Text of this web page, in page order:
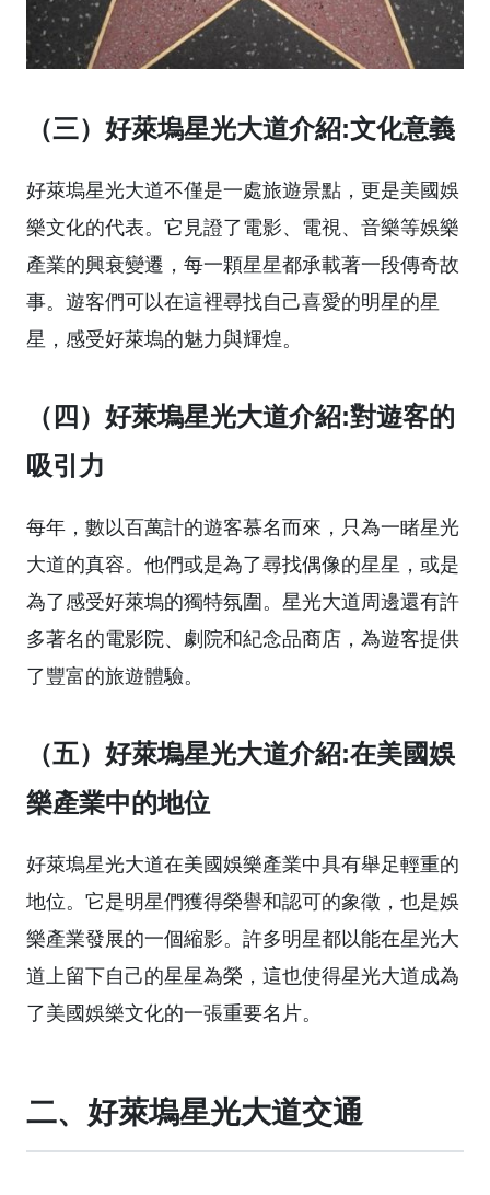
（三）好萊塢星光大道介紹:文化意義
好萊塢星光大道不僅是一處旅遊景點，更是美國娛
樂文化的代表。它見證了電影、電視、音樂等娛樂
產業的興衰變遷，每一顆星星都承載著一段傳奇故
事。遊客們可以在這裡尋找自己喜愛的明星的星
星，感受好萊塢的魅力與輝煌。
（四）好萊塢星光大道介紹:對遊客的
吸引力
每年，數以百萬計的遊客慕名而來，只為一睹星光
大道的真容。他們或是為了尋找偶像的星星，或是
為了感受好萊塢的獨特氛圍。星光大道周邊還有許
多著名的電影院、劇院和紀念品商店，為遊客提供
了豐富的旅遊體驗。
（五）好萊塢星光大道介紹:在美國娛
樂產業中的地位
好萊塢星光大道在美國娛樂產業中具有舉足輕重的
地位。它是明星們獲得榮譽和認可的象徵，也是娛
樂產業發展的一個縮影。許多明星都以能在星光大
道上留下自己的星星為榮，這也使得星光大道成為
了美國娛樂文化的一張重要名片。
二、好萊塢星光大道交通